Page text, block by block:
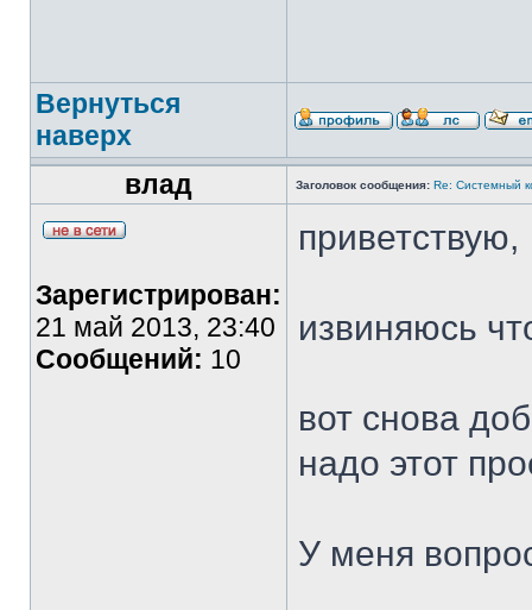
Вернуться
наверх
влад
Заголовок сообщения: Re: Системный
Зарегистрирован:
21 май 2013, 23:40
Сообщений: 10
приветствую,
извиняюсь
вот снова
надо этот
У меня